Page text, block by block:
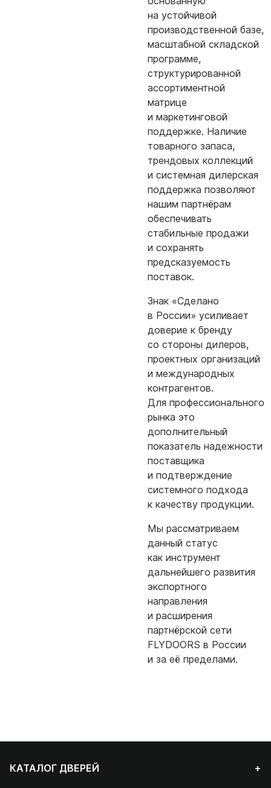
на устойчивой
производственной базе,
масштабной складской
программе,
структурированной
ассортиментной
матрице
и маркетинговой
поддержке. Наличие
товарного запаса,
трендовых коллекций
и системная дилерская
поддержка позволяют
нашим партнёрам
обеспечивать
стабильные продажи
и сохранять
предсказуемость
поставок.
Знак «Сделано
в России» усиливает
доверие к бренду
со стороны дилеров,
проектных организаций
и международных
контрагентов.
Для профессионального
рынка это
дополнительный
показатель надежности
поставщика
и подтверждение
системного подхода
к качеству продукции.
Мы рассматриваем
данный статус
как инструмент
дальнейшего развития
экспортного
направления
и расширения
партнёрской сети
FLYDOORS в России
и за её пределами.
КАТАЛОГ ДВЕРЕЙ +